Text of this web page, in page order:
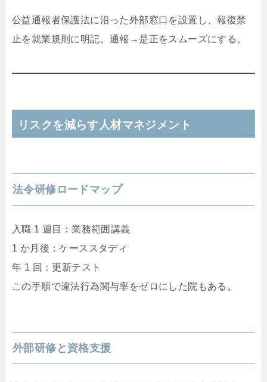
公益通報者保護法に沿った外部窓口を設置し、報復禁
止を就業規則に明記。通報→是正をスムーズにする。
リスクを減らす人材マネジメント
法令研修ロードマップ
入職 1 週目：業務範囲講義
1 か月後：ケーススタディ
年 1 回：更新テスト
この手順で違法行為関与率をゼロにした院もある。
外部研修と資格支援